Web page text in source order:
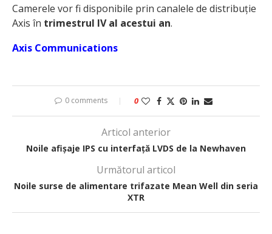
Camerele vor fi disponibile prin canalele de distribuție
Axis în trimestrul IV al acestui an.
Axis Communications
0 comments 0
Articol anterior
Noile afișaje IPS cu interfață LVDS de la Newhaven
Următorul articol
Noile surse de alimentare trifazate Mean Well din seria
XTR